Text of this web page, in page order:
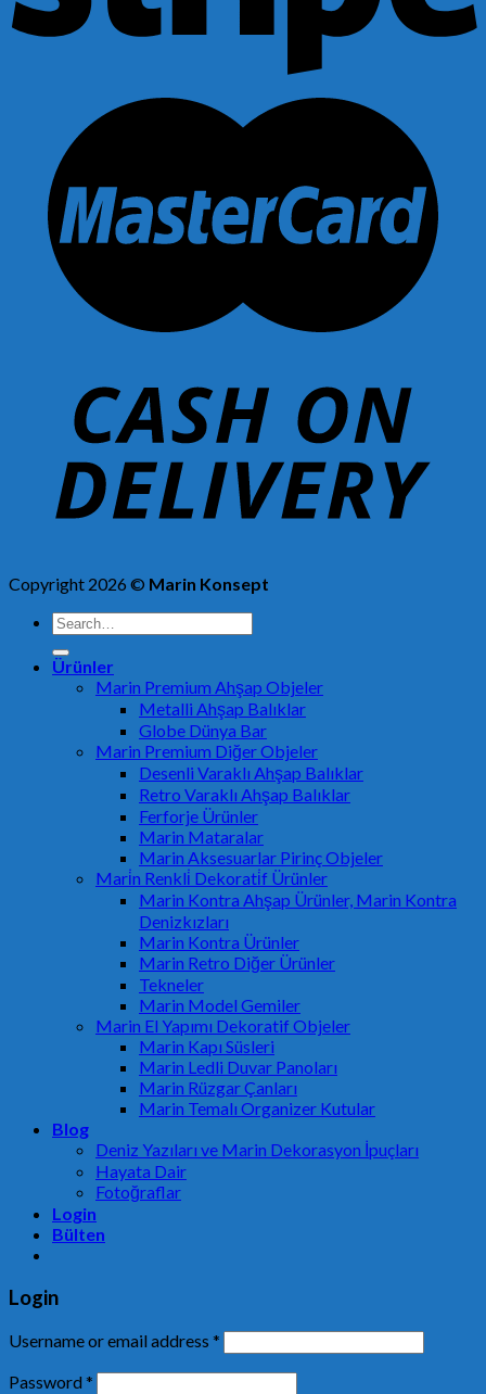
Copyright 2026 © Marin Konsept
Search
for:
Ürünler
Marin Premium Ahşap Objeler
Metalli Ahşap Balıklar
Globe Dünya Bar
Marin Premium Diğer Objeler
Desenli Varaklı Ahşap Balıklar
Retro Varaklı Ahşap Balıklar
Ferforje Ürünler
Marin Mataralar
Marin Aksesuarlar Pirinç Objeler
Mari̇n Renkli̇ Dekorati̇f Ürünler
Marin Kontra Ahşap Ürünler, Marin Kontra
Denizkızları
Marin Kontra Ürünler
Marin Retro Diğer Ürünler
Tekneler
Marin Model Gemiler
Marin El Yapımı Dekoratif Objeler
Marin Kapı Süsleri
Marin Ledli Duvar Panoları
Marin Rüzgar Çanları
Marin Temalı Organizer Kutular
Blog
Deniz Yazıları ve Marin Dekorasyon İpuçları
Hayata Dair
Fotoğraflar
Login
Bülten
Login
Username or email address *
Password*